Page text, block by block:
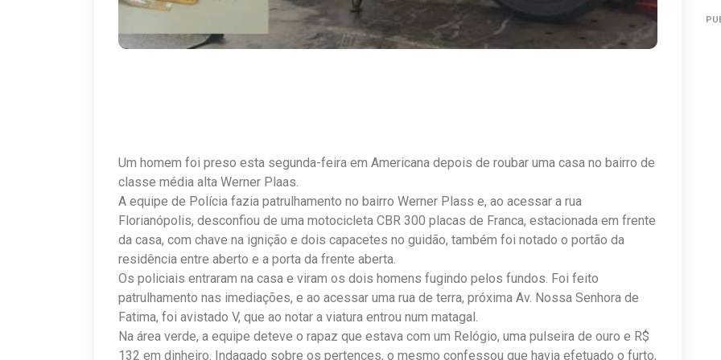
Um homem foi preso esta segunda-feira em Americana depois de roubar uma casa no bairro de
classe média alta Werner Plaas.
A equipe de Polícia fazia patrulhamento no bairro Werner Plass e, ao acessar a rua
Florianópolis, desconfiou de uma motocicleta CBR 300 placas de Franca, estacionada em frente
da casa, com chave na ignição e dois capacetes no guidão, também foi notado o portão da
residência entre aberto e a porta da frente aberta.
Os policiais entraram na casa e viram os dois homens fugindo pelos fundos. Foi feito
patrulhamento nas imediações, e ao acessar uma rua de terra, próxima Av. Nossa Senhora de
Fatima, foi avistado V, que ao notar a viatura entrou num matagal.
Na área verde, a equipe deteve o rapaz que estava com um Relógio, uma pulseira de ouro e R$
132 em dinheiro. Indagado sobre os pertences, o mesmo confessou que havia efetuado o furto,